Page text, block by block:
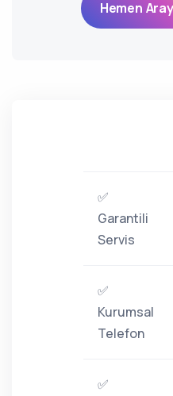
Hemen
✅
Garantili
Servis
✅
Kurumsal
Telefon
✅